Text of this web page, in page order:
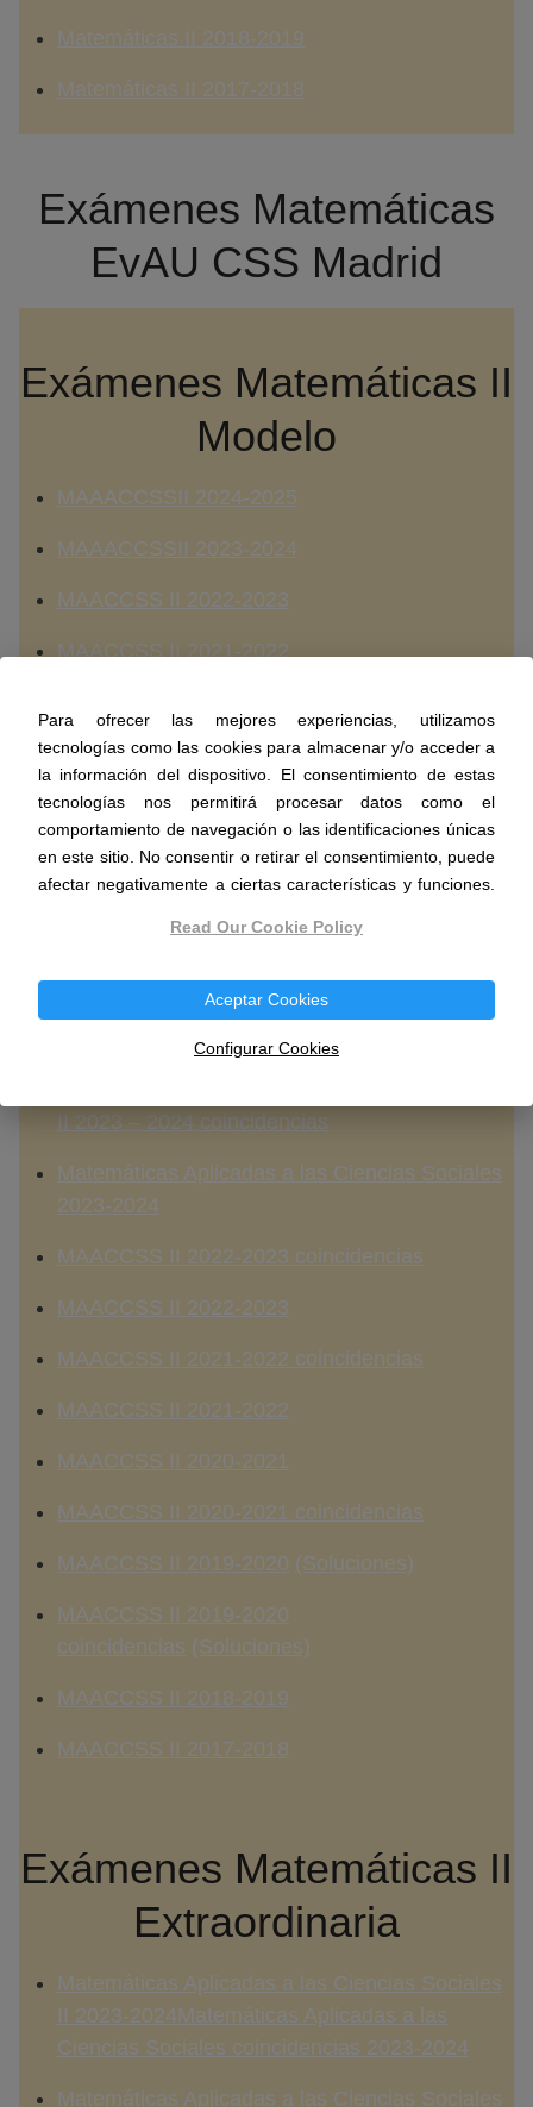
Matemáticas II 2018-2019
Matemáticas II 2017-2018
Exámenes Matemáticas
EvAU CSS Madrid
Exámenes Matemáticas II
Modelo
MAAACCSSII 2024-2025
MAAACCSSII 2023-2024
MAACCSS II 2022-2023
MAACCSS II 2021-2022
MAACCSS II 2019-2020
MAACCSS II 2018-2019
MAACCSS II 2017-2018
Exámenes Matemáticas II
Ordinaria
II 2023 – 2024 coincidencias
Matemáticas Aplicadas a las Ciencias Sociales
2023-2024
MAACCSS II 2022-2023 coincidencias
MAACCSS II 2022-2023
MAACCSS II 2021-2022 coincidencias
MAACCSS II 2021-2022
MAACCSS II 2020-2021
MAACCSS II 2020-2021 coincidencias
MAACCSS II 2019-2020 (Soluciones)
MAACCSS II 2019-2020
coincidencias (Soluciones)
MAACCSS II 2018-2019
MAACCSS II 2017-2018
Exámenes Matemáticas II
Extraordinaria
Matemáticas Aplicadas a las Ciencias Sociales
II 2023-2024Matemáticas Aplicadas a las
Ciencias Sociales coincidencias 2023-2024
Matemáticas Aplicadas a las Ciencias Sociales
Para ofrecer las mejores experiencias, utilizamos
tecnologías como las cookies para almacenar y/o acceder a
la información del dispositivo. El consentimiento de estas
tecnologías nos permitirá procesar datos como el
comportamiento de navegación o las identificaciones únicas
en este sitio. No consentir o retirar el consentimiento, puede
afectar negativamente a ciertas características y funciones.
Read Our Cookie Policy
Aceptar Cookies
Configurar Cookies